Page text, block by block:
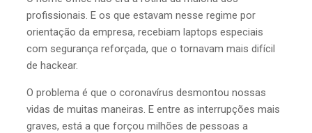
profissionais. E os que estavam nesse regime por
orientação da empresa, recebiam laptops especiais
com segurança reforçada, que o tornavam mais difícil
de hackear.
O problema é que o coronavírus desmontou nossas
vidas de muitas maneiras. E entre as interrupções mais
graves, está a que forçou milhões de pessoas a